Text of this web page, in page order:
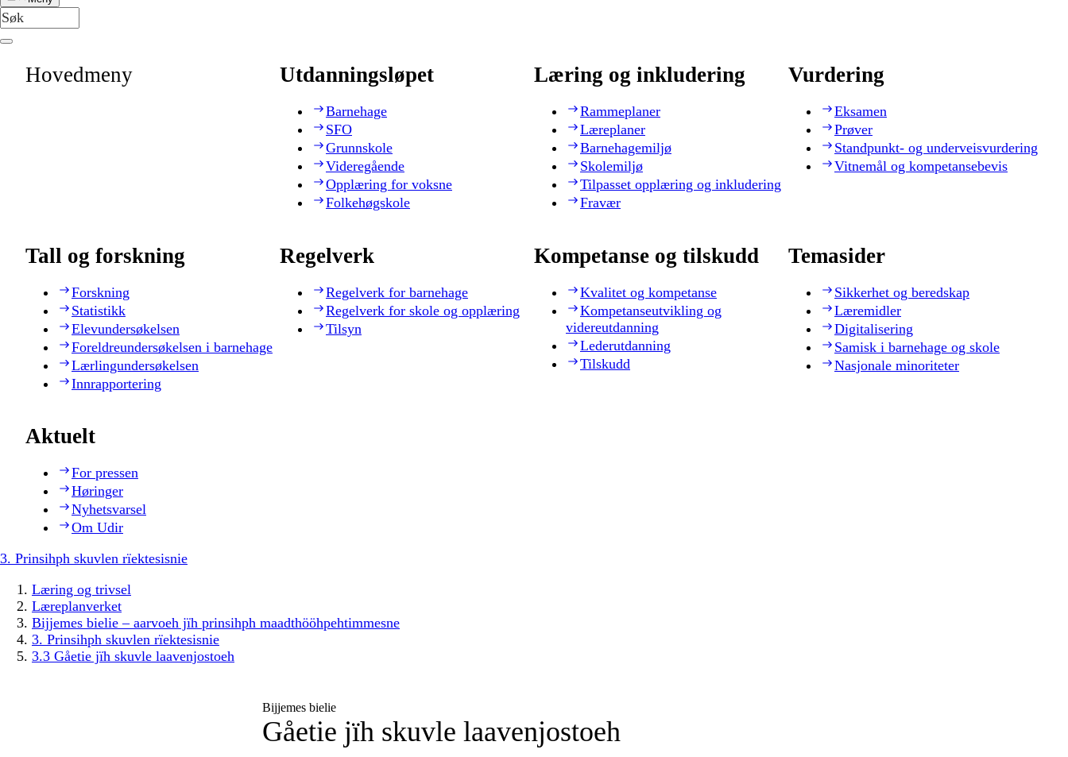
Hovedmeny Utdanningsløpet
Barnehage
SFO
Grunnskole
Videregående
Opplæring for voksne
Folkehøgskole
Læring og inkludering
Rammeplaner
Læreplaner
Barnehagemiljø
Skolemiljø
Tilpasset opplæring og inkludering
Fravær
Vurdering
Eksamen
Prøver
Standpunkt- og underveisvurdering
Vitnemål og kompetansebevis
Tall og forskning
Forskning
Statistikk
Elevundersøkelsen
Foreldreundersøkelsen i barnehage
Lærlingundersøkelsen
Innrapportering
Regelverk
Regelverk for barnehage
Regelverk for skole og opplæring
Tilsyn
Kompetanse og tilskudd
Kvalitet og kompetanse
Kompetanseutvikling og
videreutdanning
Lederutdanning
Tilskudd
Temasider
Sikkerhet og beredskap
Læremidler
Digitalisering
Samisk i barnehage og skole
Nasjonale minoriteter
Aktuelt
For pressen
Høringer
Nyhetsvarsel
Om Udir
3. Prinsihph skuvlen rïektesisnie
Læring og trivsel
Læreplanverket
Bijjemes bielie – aarvoeh jïh prinsihph maadthööhpehtimmesne
3. Prinsihph skuvlen rïektesisnie
3.3 Gåetie jïh skuvle laavenjostoeh
Bijjemes bielie
Gåetie jïh skuvle laavenjostoeh